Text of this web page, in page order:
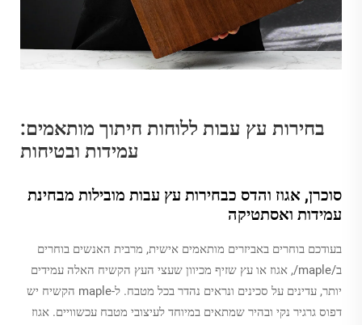
בחירות עץ עבות ללוחות חיתוך מותאמים:
עמידות ובטיחות
סוכרן, אגוז והדס כבחירות עץ עבות מובילות מבחינת
עמידות ואסתטיקה
בעודכם בוחרים באביזרים מותאמים אישית, מרבית האנשים בוחרים
ב/maple/, אגוז או עץ שזיף מכיוון שעצי העץ הקשיח האלה עמידים
יותר, עדינים על סכינים ונראים נהדר בכל מטבח. ל-maple הקשיח יש
דפוס גרגיר נקי ובהיר שמתאים במיוחד לעיצובי מטבח עכשוויים. אגוז